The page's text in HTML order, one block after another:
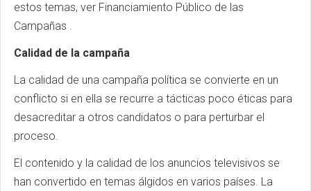
estos temas, ver Financiamiento Público de las
Campañas .
Calidad de la campaña
La calidad de una campaña política se convierte en un
conflicto si en ella se recurre a tácticas poco éticas para
desacreditar a otros candidatos o para perturbar el
proceso.
El contenido y la calidad de los anuncios televisivos se
han convertido en temas álgidos en varios países. La